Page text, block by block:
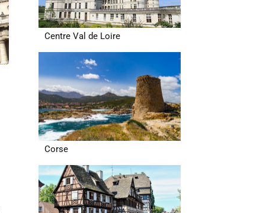
Centre Val de Loire
Corse